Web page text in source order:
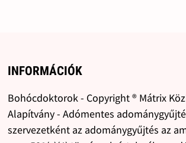
INFORMÁCIÓK
Bohócdoktorok - Copyright ® Mátrix
Alapítvány - Adómentes
szervezetként az adománygyűjtés az